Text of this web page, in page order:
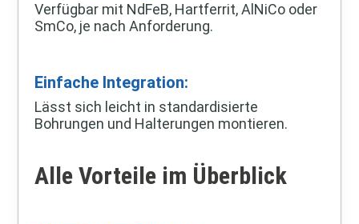
Verfügbar mit NdFeB, Hartferrit, AlNiCo oder
SmCo, je nach Anforderung.
Einfache Integration:
Lässt sich leicht in standardisierte
Bohrungen und Halterungen montieren.
Alle Vorteile im Überblick